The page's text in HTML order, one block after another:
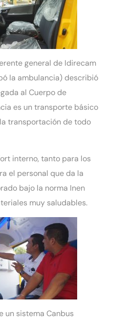
general de Idirecam
la ambulancia) describió
al Cuerpo de
es un transporte básico
transportación de todo
interno, tanto para los
el personal que da la
bajo la norma Inen
muy saludables.
un sistema Canbus